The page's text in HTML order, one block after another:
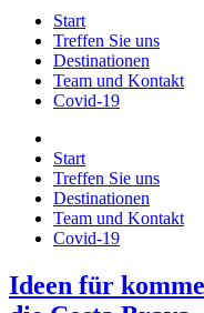
Start
Treffen Sie uns
Destinationen
Team und Kontakt
Covid-19
Start
Treffen Sie uns
Destinationen
Team und Kontakt
Covid-19
Ideen für